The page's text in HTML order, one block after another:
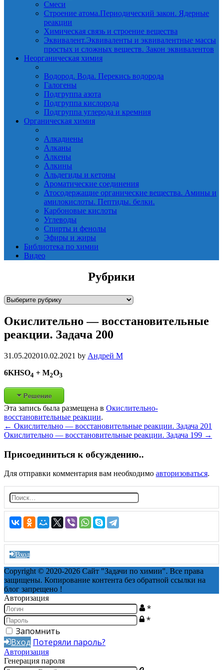
Смеси
Строение атома.Периодический закон. Ядерные
реакции
Химическая связь и строение вещества
Эквивалент.Эквиваленты и эквивалентные массы
простых и сложных веществ. Закон эквивалентов
Неорганическая химия
Водород. Вода. Перекись водорода
Галогены
Подгруппа азота
Подгруппа кислорода
Подгруппа углерода и кремния
Органическая химия
Алкадиены
Алканы
Алкены
Алкины
Альдегиды и кетоны
Ароматические соединения
Атосодержащие органические вещества. Амины и
амилокислоты. Пептиды. белки.
Карбоновые кислоты
Углеводы
Спирты и фенолы
Эфиры и жиры
Библиотека по химии
Видео
Рубрики
Р
б
р
и
к
Окислительно — восстановительные
реакции. Задача 200
31.05.202010.02.2021 by Андрей М
6KHSO4 + M2O3
Решение
Эта запись была размещена в Окислительно-
восстановительные реакции.
Post
navigation
← Окислительно — восстановительные реакции. Задача 201
Окислительно — восстановительные реакции. Задача 199 →
Присоединиться к обсуждению..
Для отправки комментария вам необходимо авторизоваться.
Н
а
й
т
и:
Вход
Copyright © 2020-2026 Сайт "Задачи по химии". Все права
защищены. Копирование контента без обратной ссылки на
блог запрещено !
Авторизация
*
*
Запомнить
Вход Потеряли пароль?
Авторизация
Генерация пароля